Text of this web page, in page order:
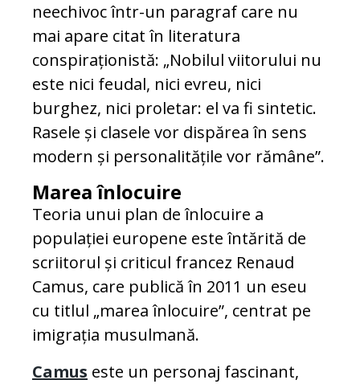
neechivoc într-un paragraf care nu
mai apare citat în literatura
conspiraționistă: „Nobilul viitorului nu
este nici feudal, nici evreu, nici
burghez, nici proletar: el va fi sintetic.
Rasele și clasele vor dispărea în sens
modern și personalitățile vor rămâne”.
Marea înlocuire
Teoria unui plan de înlocuire a
populației europene este întărită de
scriitorul și criticul francez Renaud
Camus, care publică în 2011 un eseu
cu titlul „marea înlocuire”, centrat pe
imigrația musulmană.
Camus este un personaj fascinant,